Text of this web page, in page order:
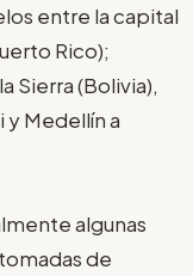
entre la capital
Rico);
Sierra (Bolivia),
y Medellín a
algunas
de